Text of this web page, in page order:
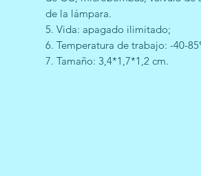
de la lámpara.
5. Vida: apagado ilimitado;
6. Temperatura de trabajo: -40-
7. Tamaño: 3,4*1,7*1,2 cm.